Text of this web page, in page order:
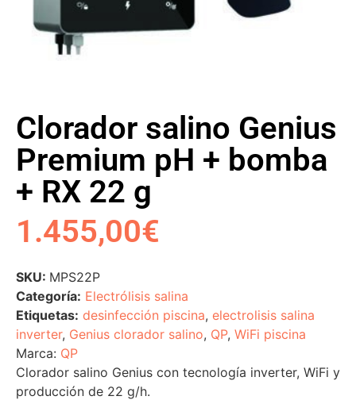
Clorador salino Genius
Premium pH + bomba
+ RX 22 g
1.455,00€
SKU: MPS22P
Categoría: Electrólisis salina
Etiquetas: desinfección piscina, electrolisis salina
inverter, Genius clorador salino, QP, WiFi piscina
Marca: QP
Clorador salino Genius con tecnología inverter, WiFi y
producción de 22 g/h.